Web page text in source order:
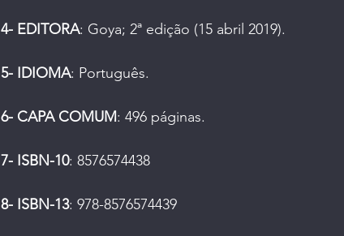
4- EDITORA: Goya; 2ª edição (15 abril 2019).
5- IDIOMA: Português.
6- CAPA COMUM: 496 páginas.
7- ISBN-10: 8576574438
8- ISBN-13: 978-8576574439